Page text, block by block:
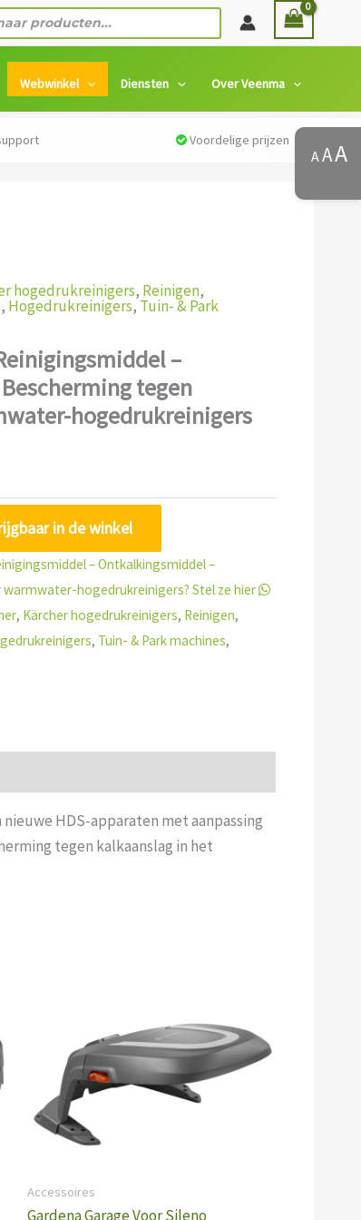
Webwinkel Diensten Over Veenma
6.295-625.0 Reinigingsmiddel –
hogedrukreinigers, Reinigen,
, Hogedrukreinigers,Tuin- & Park
–
tegen
hogedrukreinigers
in de winkel
– Ontkalkingsmiddel –
hogedrukreinigers? Stel ze hier
, Kärcher hogedrukreinigers, Reinigen,
, Tuin- & Park machines,
HDS-apparaten met aanpassing
tegen kalkaanslag in het
Accessoires
Gardena Garage Voor Sileno
AAA
Voordelige prijzen